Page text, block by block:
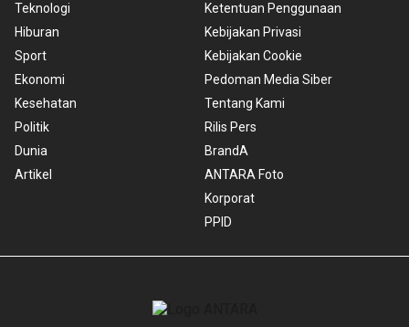
Teknologi
Hiburan
Sport
Ekonomi
Kesehatan
Politik
Dunia
Artikel
Ketentuan Penggunaan
Kebijakan Privasi
Kebijakan Cookie
Pedoman Media Siber
Tentang Kami
Rilis Pers
BrandA
ANTARA Foto
Korporat
PPID